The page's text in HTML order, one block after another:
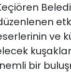
ve
bir